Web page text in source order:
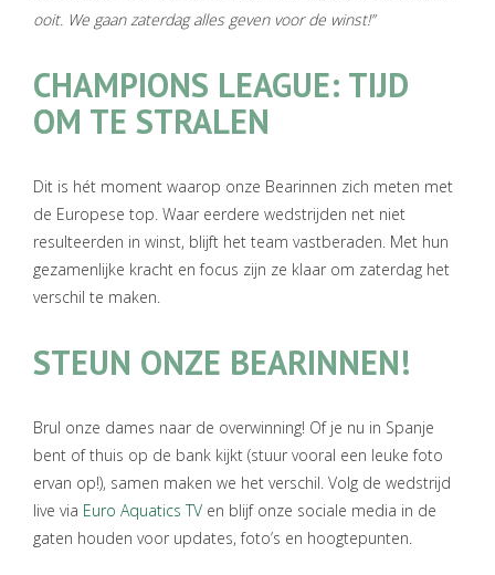
ooit. We gaan zaterdag alles geven voor de winst!”
CHAMPIONS LEAGUE: TIJD
OM TE STRALEN
Dit is hét moment waarop onze Bearinnen zich meten met
de Europese top. Waar eerdere wedstrijden net niet
resulteerden in winst, blijft het team vastberaden. Met hun
gezamenlijke kracht en focus zijn ze klaar om zaterdag het
verschil te maken.
STEUN ONZE BEARINNEN!
Brul onze dames naar de overwinning! Of je nu in Spanje
bent of thuis op de bank kijkt (stuur vooral een leuke foto
ervan op!), samen maken we het verschil. Volg de wedstrijd
live via Euro Aquatics TV en blijf onze sociale media in de
gaten houden voor updates, foto’s en hoogtepunten.